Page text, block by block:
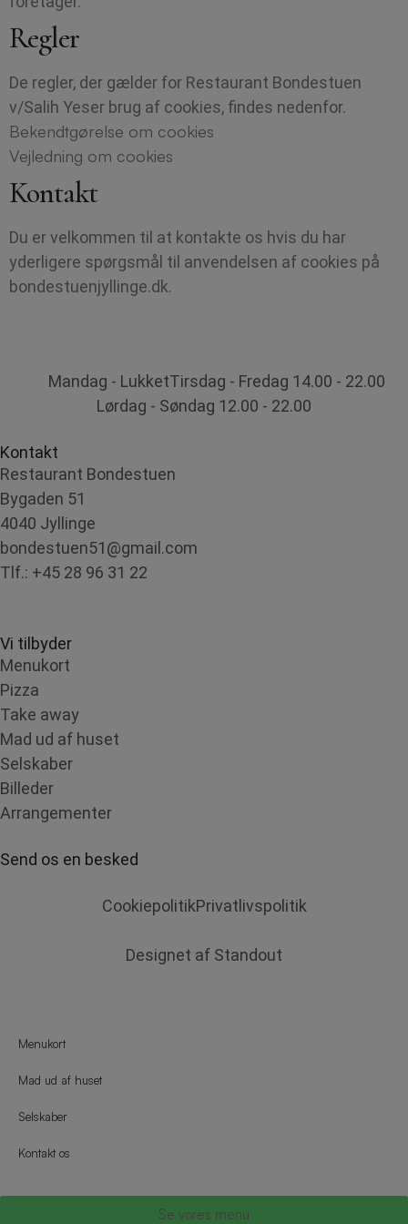
Regler
De regler, der gælder for Restaurant Bondestuen
v/Salih Yeser brug af cookies, findes nedenfor.
Bekendtgørelse om cookies
Vejledning om cookies
Kontakt
Du er velkommen til at kontakte os hvis du har
yderligere spørgsmål til anvendelsen af cookies på
bondestuenjyllinge.dk.
Mandag - LukketTirsdag - Fredag 14.00 - 22.00
Lørdag - Søndag 12.00 - 22.00
Kontakt
Restaurant Bondestuen
Bygaden 51
4040 Jyllinge
bondestuen51@gmail.com
Tlf.: +45 28 96 31 22
Vi tilbyder
Menukort
Pizza
Take away
Mad ud af huset
Selskaber
Billeder
Arrangementer
Send os en besked
CookiepolitikPrivatlivspolitik
Designet af Standout
Menukort
Mad ud af huset
Selskaber
Kontakt os
Se vores menu